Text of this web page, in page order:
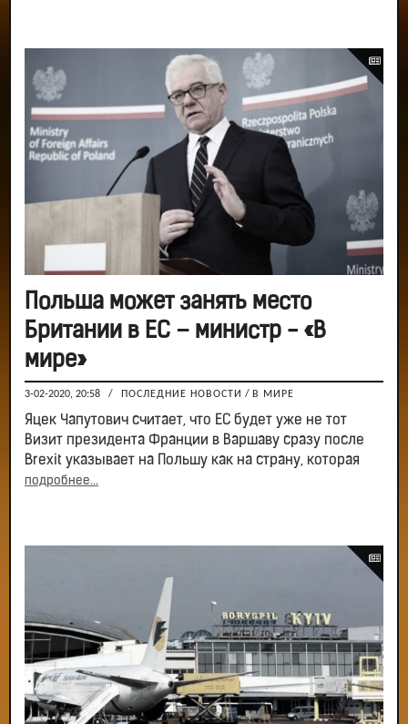
Польша может занять место
Британии в ЕС – министр - «В
мире»
3-02-2020, 20:58 / ПОСЛЕДНИЕ НОВОСТИ / В МИРЕ
Яцек Чапутович считает, что ЕС будет уже не тот
Визит президента Франции в Варшаву сразу после
Brexit указывает на Польшу как на страну, которая
подробнее...